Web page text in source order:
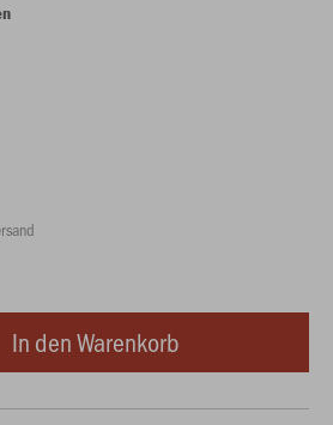
In den Warenkorb